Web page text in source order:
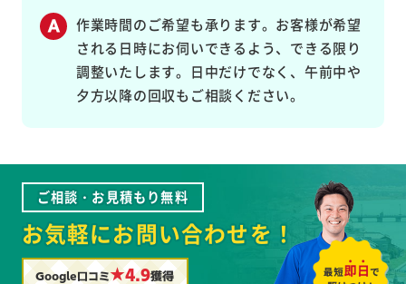
作業時間のご希望も承ります。お客様が希望
される日時にお伺いできるよう、できる限り
調整いたします。日中だけでなく、午前中や
夕方以降の回収もご相談ください。
ご相談・お見積もり無料
お気軽にお問い合わせを！
Google口コミ★4.9獲得